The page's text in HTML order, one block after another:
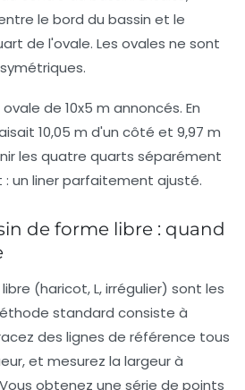
le bord du bassin et le
de l'ovale. Les ovales ne sont
de 10x5 m annoncés. En
10,05 m d'un côté et 9,97 m
les quatre quarts séparément
un liner parfaitement ajusté.
de forme libre : quand
(haricot, L, irrégulier) sont les
standard consiste à
des lignes de référence tous
et mesurez la largeur à
obtenez une série de points